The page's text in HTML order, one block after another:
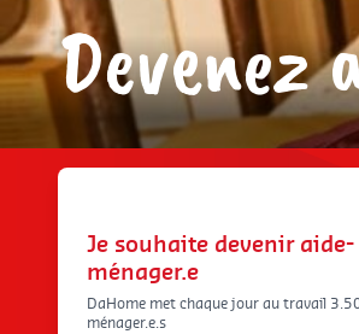
Devenez
Je souhaite devenir aide-
ménager.e
DaHome met chaque jour au travail
ménager.e.s